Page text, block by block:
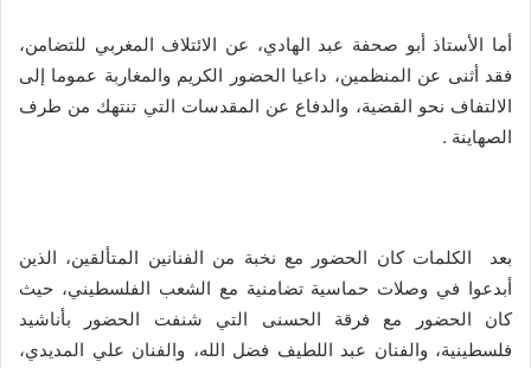
أما الأستاذ أبو صحفة عبد الهادي، عن الائتلاف المغربي للتضامن،
فقد أثنى عن المنظمين، داعيا الحضور الكريم والمغاربة عموما إلى
الالتفاف نحو القضية، والدفاع عن المقدسات التي تنتهك من طرف
الصهاينة .
بعد الكلمات كان الحضور مع نخبة من الفنانين المتألقين، الذين
أبدعوا في وصلات حماسية تضامنية مع الشعب الفلسطيني، حيث
كان الحضور مع فرقة الحسنى التي شنفت الحضور بأناشيد
فلسطينية، والفنان عبد اللطيف فضل الله، والفنان علي المديدي،